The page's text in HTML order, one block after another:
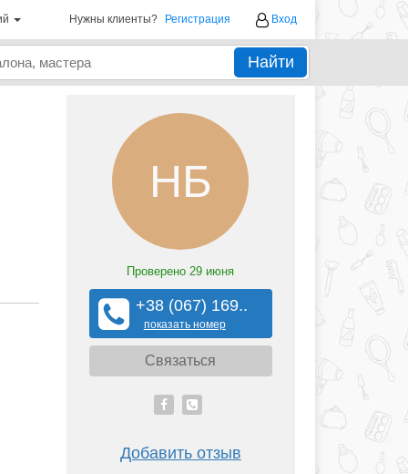
Нужны клиенты? Регистрация Вход
Найти
НБ
Проверено29 июня
+38 (067) 169..
показать номер
Связаться
Добавить отзыв